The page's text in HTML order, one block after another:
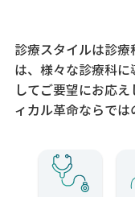
診療スタイルは診
は、様々な診療科に
してご要望にお応え
ィカル革命ならでは